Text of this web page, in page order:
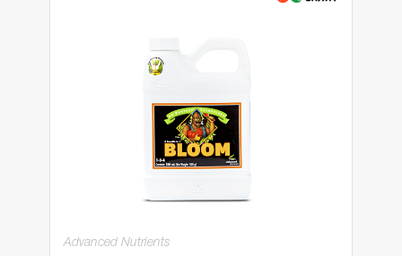
Advanced Nutrients